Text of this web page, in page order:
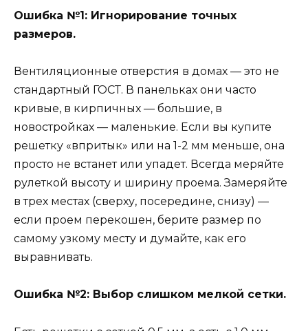
Ошибка №1: Игнорирование точных
размеров.
Вентиляционные отверстия в домах — это не
стандартный ГОСТ. В панельках они часто
кривые, в кирпичных — большие, в
новостройках — маленькие. Если вы купите
решетку «впритык» или на 1-2 мм меньше, она
просто не встанет или упадет. Всегда меряйте
рулеткой высоту и ширину проема. Замеряйте
в трех местах (сверху, посередине, снизу) —
если проем перекошен, берите размер по
самому узкому месту и думайте, как его
выравнивать.
Ошибка №2: Выбор слишком мелкой сетки.